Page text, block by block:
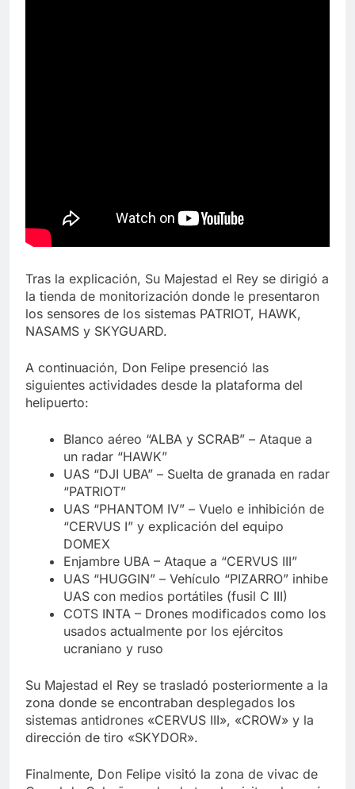
Tras la explicación, Su Majestad el Rey se dirigió a
la tienda de monitorización donde le presentaron
los sensores de los sistemas PATRIOT, HAWK,
NASAMS y SKYGUARD.
A continuación, Don Felipe presenció las
siguientes actividades desde la plataforma del
helipuerto:
Blanco aéreo “ALBA y SCRAB” – Ataque a
un radar “HAWK”
UAS “DJI UBA” – Suelta de granada en radar
“PATRIOT”
UAS “PHANTOM IV” – Vuelo e inhibición de
“CERVUS I” y explicación del equipo
DOMEX
Enjambre UBA – Ataque a “CERVUS III”
UAS “HUGGIN” – Vehículo “PIZARRO” inhibe
UAS con medios portátiles (fusil C III)
COTS INTA – Drones modificados como los
usados actualmente por los ejércitos
ucraniano y ruso
Su Majestad el Rey se trasladó posteriormente a la
zona donde se encontraban desplegados los
sistemas antidrones «CERVUS III», «CROW» y la
dirección de tiro «SKYDOR».
Finalmente, Don Felipe visitó la zona de vivac de